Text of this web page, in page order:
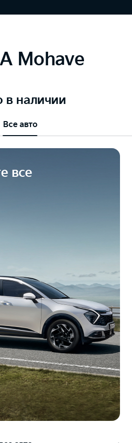
Mohave
в наличии
Все авто
все